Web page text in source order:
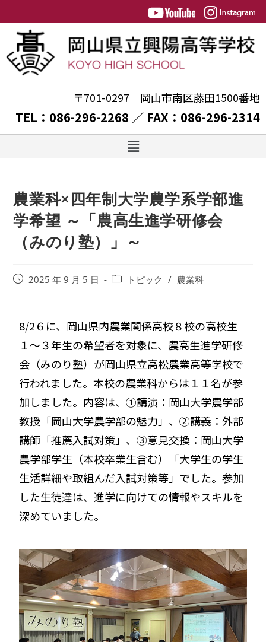
〒701-0297 岡山市南区藤田1500番地
TEL：086-296-2268 ／ FAX：086-296-2314
農業科×四年制大学農学系学部進
学希望 ～「農高生進学研修会
（みのり塾）」～
2025 年 9 月 5 日 トピック / 農業科
8/2６に、岡山県内農業関係高校８校の高校生
１～３年生の希望者を対象に、農高生進学研修
会（みのり塾）が岡山県立高松農業高等学校で
行われました。本校の農業科からは１１名が参
加しました。内容は、①講演：岡山大学農学部
教授「岡山大学農学部の魅力」 、②講義：外部
講師「推薦入試対策」、③意見交換： 岡山大学
農学部学生（本校卒業生含む）「大学生の学生
生活詳細や取組んだ入試対策等」でした。参加
した生徒達は、進学に向けての情報やスキルを
深めていました。